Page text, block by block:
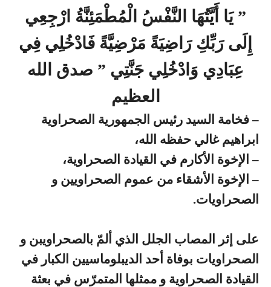
” يَا أَيَّتُهَا النَّفْسُ الْمُطْمَئِنَّةُ ارْجِعِي
إِلَى رَبِّكِ رَاضِيَةً مَرْضِيَّةً فَادْخُلِي فِي
عِبَادِي وَادْخُلِي جَنَّتِي ” صدق الله
العظيم
– فخامة السيد رئيس الجمهورية الصحراوية
ابراهيم غالي حفظه الله،
– الإخوة الأكارم في القيادة الصحراوية،
– الإخوة الأشقاء من عموم الصحراويين و
الصحراويات.
على إثر المصاب الجلل الذي ألمّ بالصحراويبن و
الصحراويات بوفاة أحد الديبلوماسيين الكبار في
القيادة الصحراوية و ممثلها المتمرّس في بعثة